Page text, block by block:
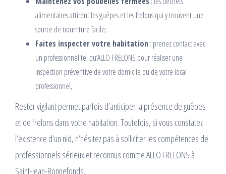
alimentaires attirent les guêpes et les frelons qui y trouvent une
source de nourriture facile;
Faites inspecter votre habitation : prenez contact avec
un professionnel tel qu’ALLO FRELONS pour réaliser une
inspection préventive de votre domicile ou de votre local
professionnel,
Rester vigilant permet parfois d’anticiper la présence de guêpes
et de frelons dans votre habitation. Toutefois, si vous constatez
l’existence d’un nid, n’hésitez pas à solliciter les compétences de
professionnels sérieux et reconnus comme ALLO FRELONS à
Saint-Jean-Bonnefonds.